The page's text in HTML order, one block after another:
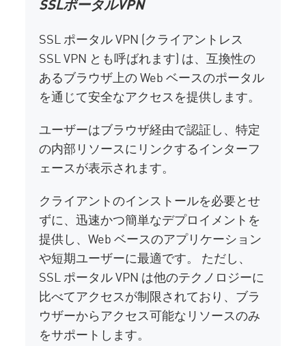
SSLポータルVPN
SSL ポータル VPN (クライアントレス
SSL VPN とも呼ばれます) は、互換性の
あるブラウザ上の Web ベースのポータル
を通じて安全なアクセスを提供します。
ユーザーはブラウザ経由で認証し、特定
の内部リソースにリンクするインターフ
ェースが表示されます。
クライアントのインストールを必要とせ
ずに、迅速かつ簡単なデプロイメントを
提供し、Web ベースのアプリケーション
や短期ユーザーに最適です。 ただし、
SSL ポータル VPN は他のテクノロジーに
比べてアクセスが制限されており、ブラ
ウザーからアクセス可能なリソースのみ
をサポートします。